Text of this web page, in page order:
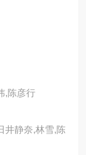
,陈彦行
井静奈,林雪,陈